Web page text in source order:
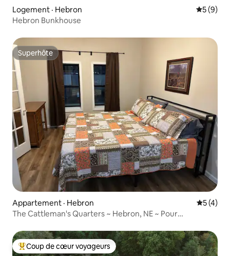
Logement · Hebron Note
5 (9)
Hebron Bunkhouse
Superhôte
Superhôte
Appartement · Hebron Note
5 (4)
The Cattleman's Quarters ~ Hebron, NE ~ Pour
Coup de cœur voyageurs parmi les plus aimés
Coup de cœur voyageurs